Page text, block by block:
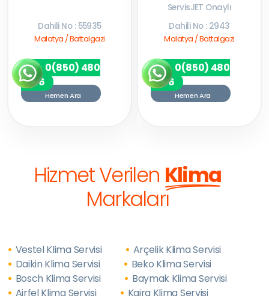
Dahili No : 55935
Malatya / Battalgazi
0(850) 480
7256
Hemen Ara
ServisJET Onaylı
Dahili No : 2943
Malatya / Battalgazi
0(850) 480
7256
Hemen Ara
Hizmet Verilen Klima
Markaları
Vestel Klima Servisi
Arçelik Klima Servisi
Daikin Klima Servisi
Beko Klima Servisi
Bosch Klima Servisi
Baymak Klima Servisi
Airfel Klima Servisi
Kaira Klima Servisi